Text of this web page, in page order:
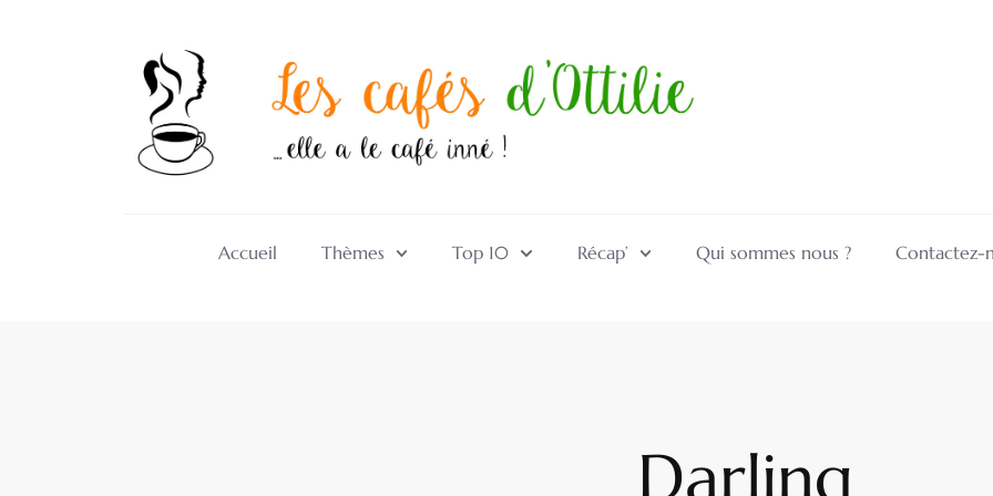
Accueil Thèmes Top 10 Récap’ Qui sommes nous ? Contactez-
Darling